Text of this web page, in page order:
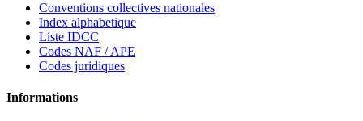
Conventions collectives nationales
Index alphabetique
Liste IDCC
Codes NAF / APE
Codes juridiques
Informations